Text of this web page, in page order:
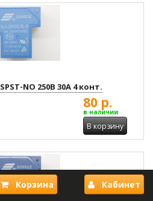
Корзина Кабинет
NO 250В 30А 4 конт.
80 р.
в наличии
В корзину